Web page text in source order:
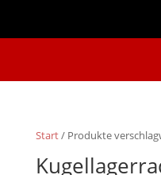
Start/ Produkte